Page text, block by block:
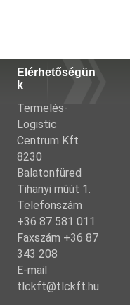
Elérhetőségün
k
Termelés-
Logistic
Centrum Kft
8230
Balatonfüred
Tihanyi mûút 1.
Telefonszám
+36 87 581 011
Faxszám +36 87
343 208
E-mail
tlckft@tlckft.hu